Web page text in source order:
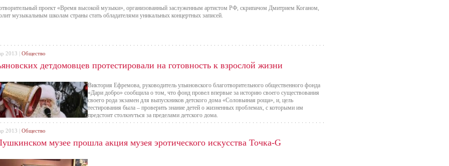
проект «Время высокой музыки», организованный заслуженным артистом РФ, скрипачом Дмитрием Коганом,
музыкальным школам страны стать обладателями уникальных концертных записей.
детдомовцев протестировали на готовность к взрослой жизни
Виктория Ефремова, руководитель ульяновского благотворительного общественного фонда
«Дари добро» сообщила о том, что фонд провел впервые за историю своего существования
своего рода экзамен для выпускников детского дома «Соловьиная роща», и, цель
тестирования была – проверить знание детей о жизненных проблемах, с которыми им
предстоит столкнуться за пределами детского дома.
2013 | Общество
музее прошла акция музея эротического искусства Точка-G
2013 | Общество